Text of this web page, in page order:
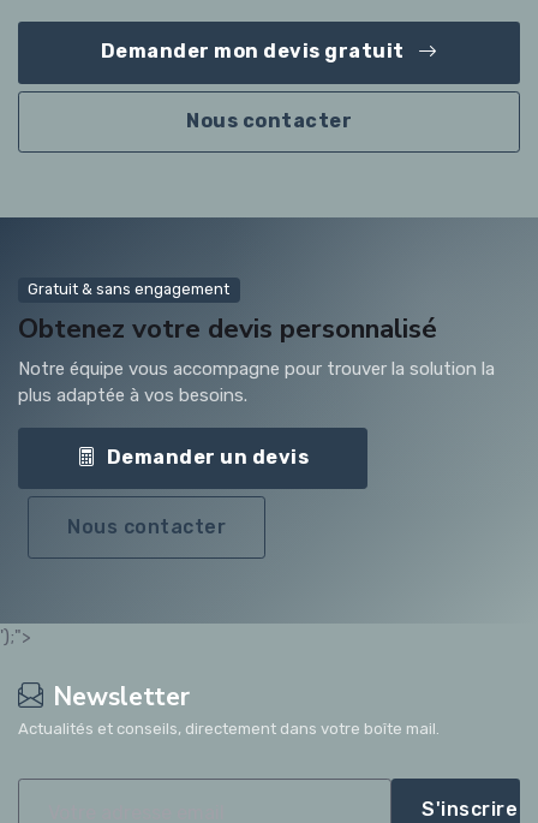
Demander mon devis gratuit
Nous contacter
Gratuit & sans engagement
Obtenez votre devis personnalisé
Notre équipe vous accompagne pour trouver la solution la
plus adaptée à vos besoins.
Demander un devis
Nous contacter
');">
Newsletter
Actualités et conseils, directement dans votre boîte mail.
S'inscrire